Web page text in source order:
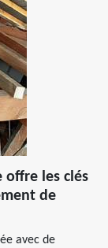
les clés
de
avec de